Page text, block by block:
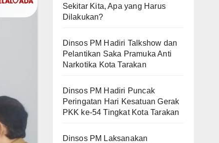
Sekitar Kita, Apa yang Harus
Dilakukan?
Dinsos PM Hadiri Talkshow dan
Pelantikan Saka Pramuka Anti
Narkotika Kota Tarakan
Dinsos PM Hadiri Puncak
Peringatan Hari Kesatuan Gerak
PKK ke-54 Tingkat Kota Tarakan
Dinsos PM Laksanakan